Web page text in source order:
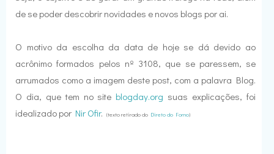
de se poder descobrir novidades e novos blogs por ai.
O motivo da escolha da data de hoje se dá devido ao
acrônimo formados pelos nº 3108, que se paressem, se
arrumados como a imagem deste post, com a palavra Blog.
O dia, que tem no site blogday.org suas explicações, foi
idealizado por Nir Ofir. (texto retirado do Direto do Forno)